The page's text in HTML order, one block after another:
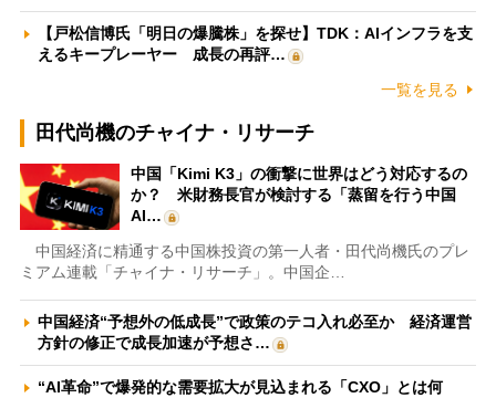
【戸松信博氏「明日の爆騰株」を探せ】TDK：AIインフラを支
えるキープレーヤー 成長の再評…
一覧を見る
田代尚機のチャイナ・リサーチ
中国「Kimi K3」の衝撃に世界はどう対応するの
か？ 米財務長官が検討する「蒸留を行う中国
AI…
中国経済に精通する中国株投資の第一人者・田代尚機氏のプレ
ミアム連載「チャイナ・リサーチ」。中国企…
中国経済“予想外の低成長”で政策のテコ入れ必至か 経済運営
方針の修正で成長加速が予想さ…
“AI革命”で爆発的な需要拡大が見込まれる「CXO」とは何